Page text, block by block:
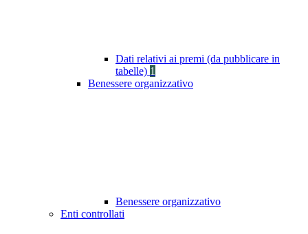
Dati relativi ai premi (da pubblicare in
tabelle) 1
Benessere organizzativo
Benessere organizzativo
Enti controllati